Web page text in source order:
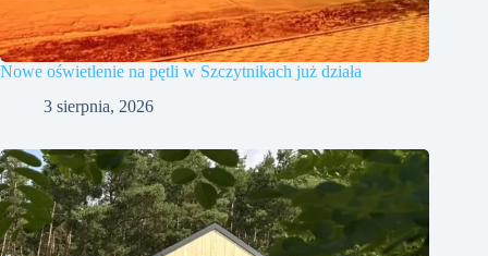
Nowe oświetlenie na pętli w Szczytnikach już działa
3 sierpnia, 2026